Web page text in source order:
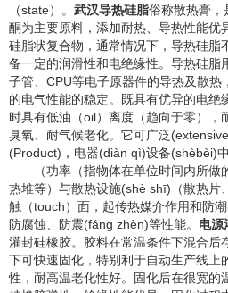
（state）。 武汉导热硅脂俗称散热膏，
酮为主要原料，添加耐热、导热性能优
硅脂状复合物，通常情况下，导热硅脂
备一定的润滑性和电绝缘性。导热硅脂
子管、CPU等电子原器件的导热及散热
的电气性能的稳定。既具有优异的电绝
时具有低油（oil）离度（趋向于零），
臭氧、耐气候老化。它可广泛
(Product)，电器(diàn qì)设备(shèbèi)
（功率（指物体在单位时间内所做
热堆等）与散热设施(shè shī)（散热片
触（touch）面，起传热媒介作用和防
防腐蚀、防震(fáng zhèn)等性能。 电源
灌封硅橡胶。胶料在常温条件下混合后
下可快速固化，特别利于自动生产线上
性，耐高温老化性好。固化后在很宽